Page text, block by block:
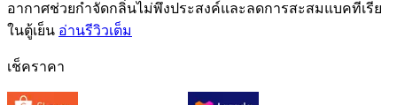
อากาศช่วยกำจัดกลิ่นไม่พึงประสงค์และลดการสะสมแบคทีเรีย
ในตู้เย็น อ่านรีวิวเต็ม
เช็คราคา